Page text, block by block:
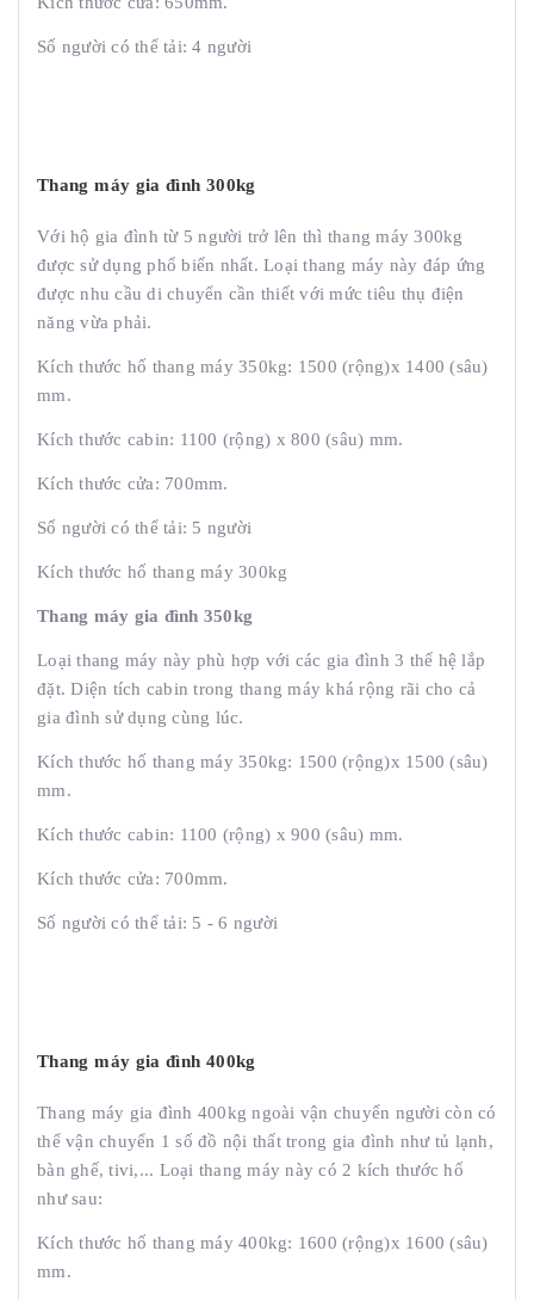
Số người có thể tải: 4 người
Thang máy gia đình 300kg
Với hộ gia đình từ 5 người trở lên thì thang máy 300kg
được sử dụng phổ biến nhất. Loại thang máy này đáp ứng
được nhu cầu di chuyển cần thiết với mức tiêu thụ điện
năng vừa phải.
Kích thước hố thang máy 350kg: 1500 (rộng)x 1400 (sâu)
mm.
Kích thước cabin: 1100 (rộng) x 800 (sâu) mm.
Kích thước cửa: 700mm.
Số người có thể tải: 5 người
Kích thước hố thang máy 300kg
Thang máy gia đình 350kg
Loại thang máy này phù hợp với các gia đình 3 thế hệ lắp
đặt. Diện tích cabin trong thang máy khá rộng rãi cho cả
gia đình sử dụng cùng lúc.
Kích thước hố thang máy 350kg: 1500 (rộng)x 1500 (sâu)
mm.
Kích thước cabin: 1100 (rộng) x 900 (sâu) mm.
Kích thước cửa: 700mm.
Số người có thể tải: 5 - 6 người
Thang máy gia đình 400kg
Thang máy gia đình 400kg ngoài vận chuyển người còn có
thể vận chuyển 1 số đồ nội thất trong gia đình như tủ lạnh,
bàn ghế, tivi,... Loại thang máy này có 2 kích thước hố
như sau:
Kích thước hố thang máy 400kg: 1600 (rộng)x 1600 (sâu)
mm.